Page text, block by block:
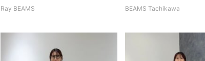
Ray BEAMS BEAMS Tachikawa